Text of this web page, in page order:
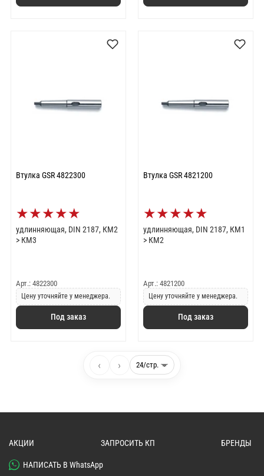
Втулка GSR 4822300
★★★★★
удлинняющая, DIN 2187, КМ2
> КМ3
Арт.: 4822300
Цену уточняйте у менеджера.
Под заказ
Втулка GSR 4821200
★★★★★
удлинняющая, DIN 2187, КМ1
> КМ2
Арт.: 4821200
Цену уточняйте у менеджера.
Под заказ
‹ ›
АКЦИИ ЗАПРОСИТЬ КП БРЕНДЫ
НАПИСАТЬ В WhatsApp